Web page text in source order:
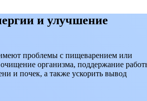
и улучшение
имеют проблемы с пищеварением или
организма, поддержание
и почек, а также ускорить вывод